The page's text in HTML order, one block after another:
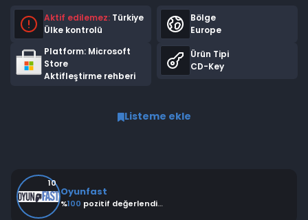
Aktif edilemez:Türkiye
Ülke kontrolü
Bölge
Europe
Platform: Microsoft
Store
Aktifleştirme rehberi
Ürün Tipi
CD-Key
Listeme ekle
10
Oyunfast
%100 pozitif değerlendirme